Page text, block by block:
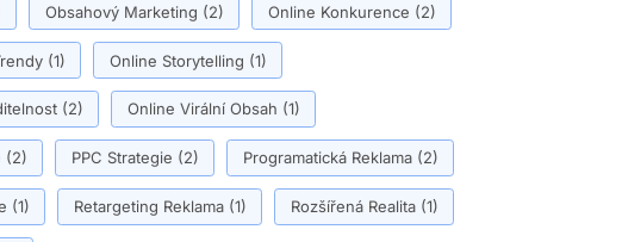
Obsahový Marketing (2) Online Konkurence (2)
(1) Online Storytelling (1)
(2) Online Virální Obsah (1)
(2) PPC Strategie (2) Programatická Reklama(2)
(1) Retargeting Reklama(1) Rozšířená Realita(1)